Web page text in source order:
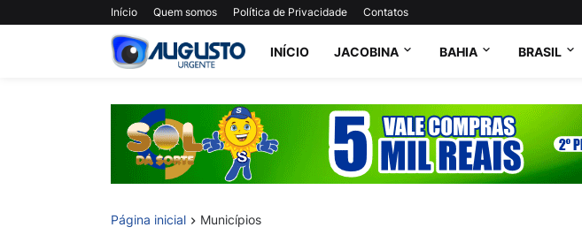
Início Quem somos Política de Privacidade Contatos
INÍCIO JACOBINA BAHIA BRASIL
Página inicial Municípios